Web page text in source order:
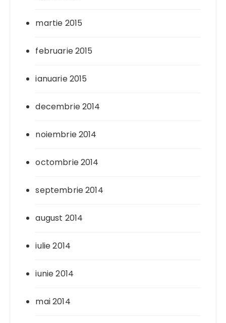
martie 2015
februarie 2015
ianuarie 2015
decembrie 2014
noiembrie 2014
octombrie 2014
septembrie 2014
august 2014
iulie 2014
iunie 2014
mai 2014